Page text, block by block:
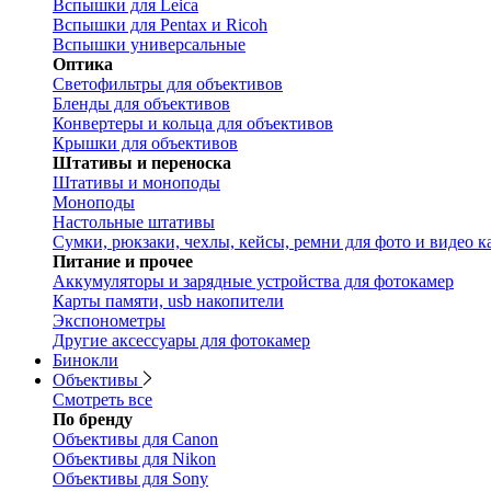
Вспышки для Leica
Вспышки для Pentax и Ricoh
Вспышки универсальные
Оптика
Светофильтры для объективов
Бленды для объективов
Конвертеры и кольца для объективов
Крышки для объективов
Штативы и переноска
Штативы и моноподы
Моноподы
Настольные штативы
Сумки, рюкзаки, чехлы, кейсы, ремни для фото и видео
Питание и прочее
Аккумуляторы и зарядные устройства для фотокамер
Карты памяти, usb накопители
Экспонометры
Другие аксессуары для фотокамер
Бинокли
Объективы
Смотреть все
По бренду
Объективы для Canon
Объективы для Nikon
Объективы для Sony